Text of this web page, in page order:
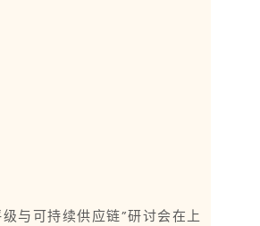
与可持续供应链”研讨会在上